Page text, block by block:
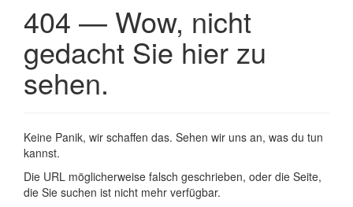
404 — Wow, nicht
gedacht Sie hier zu
sehen.
Keine Panik, wir schaffen das. Sehen wir uns an, was du tun
kannst.
Die URL möglicherweise falsch geschrieben, oder die Seite,
die Sie suchen ist nicht mehr verfügbar.